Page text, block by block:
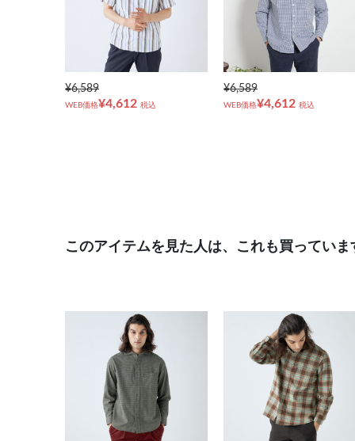
¥6,589
WEB価格¥4,612 税込
¥6,589
WEB価格¥4,612 税込
このアイテムを見た人は、これも買っていま